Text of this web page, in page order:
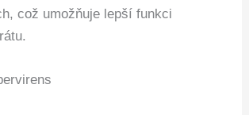
což umožňuje lepší funkci